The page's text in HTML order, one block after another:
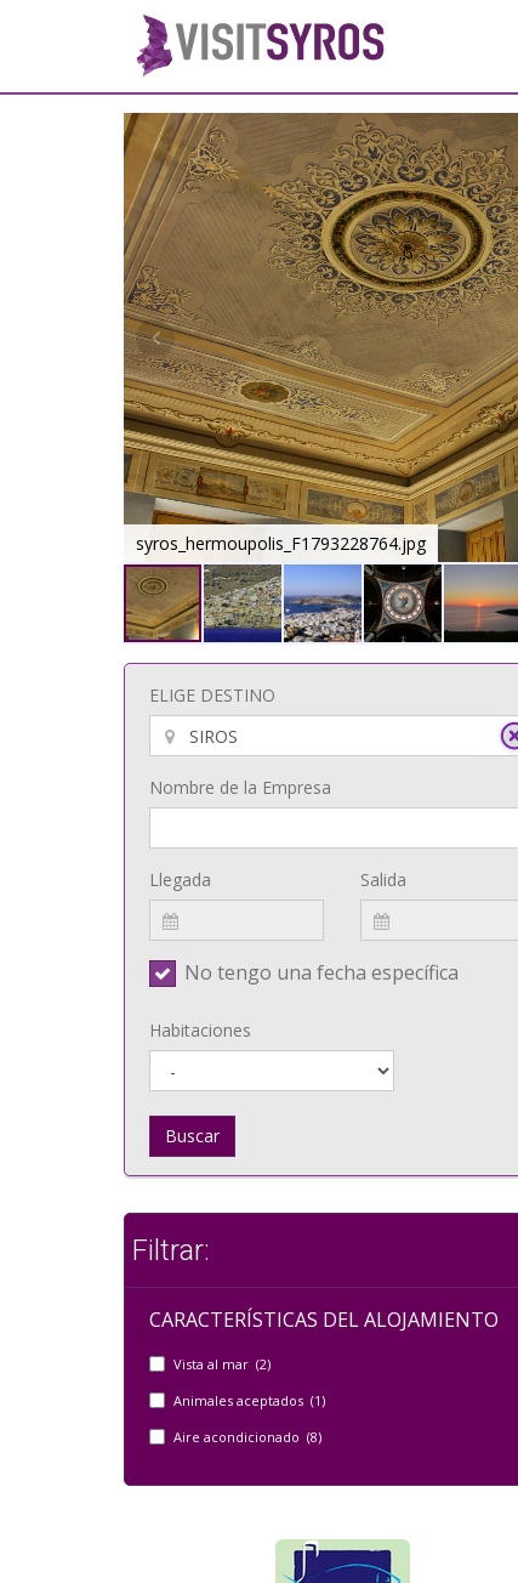
syros_hermoupolis_F1793228764.jpg
ELIGE DESTINO
Nombre de la Empresa
Llegada Salida
No tengo una fecha específica
Habitaciones
Buscar
Filtrar:
CARACTERÍSTICAS DEL ALOJAMIENTO
Vista al mar (2)
Animales aceptados (1)
Aire acondicionado (8)